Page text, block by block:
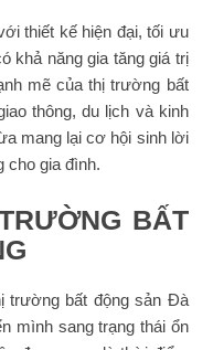
thiết kế hiện đại, tối ưu
khả năng gia tăng giá trị
mẽ của thị trường bất
thông, du lịch và kinh
mang lại cơ hội sinh lời
cho gia đình.
BẤT
trường bất động sản Đà
mình sang trạng thái ổn